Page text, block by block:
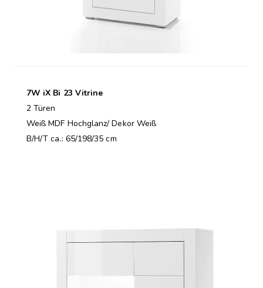
7W iX Bi 23 Vitrine
2 Türen
Weiß MDF Hochglanz/ Dekor Weiß
B/H/T ca.: 65/198/35 cm